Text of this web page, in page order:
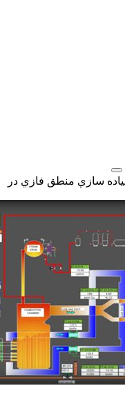
سازي منطق فازي در